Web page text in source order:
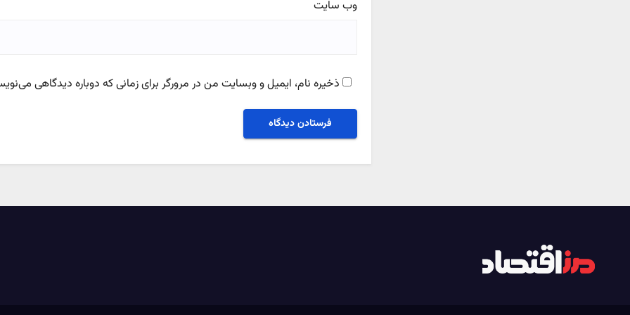
وب‌ سایت
ذخیره نام، ایمیل و وبسایت من در مرورگر برای زمانی که دوباره دیدگاهی